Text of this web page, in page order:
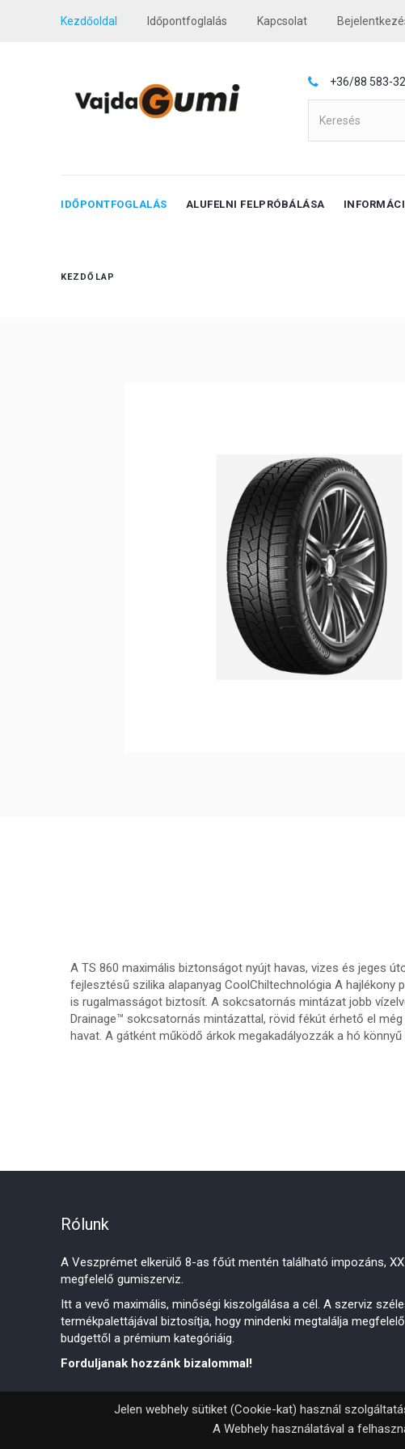
Kezdőoldal Időpontfoglalás Kapcsolat
+36/88 583-
IDŐPONTFOGLALÁS ALUFELNI FELPRÓBÁLÁSA
KEZDŐLAP
A TS 860 maximális biztonságot nyújt havas, vizes és jeges
fejlesztésű szilika alapanyag CoolChiltechnológia A hajlékony
is rugalmasságot biztosít. A sokcsatornás mintázat jobb
Drainage™ sokcsatornás mintázattal, rövid fékút érhető el
havat. A gátként működő árkok megakadályozzák a hó
Rólunk
A Veszprémet elkerülő 8-as főút mentén található impozáns,
megfelelő gumiszerviz.
Itt a vevő maximális, minőségi kiszolgálása a cél. A szerviz
termékpalettájával biztosítja, hogy mindenki megtalálja
budgettől a prémium kategóriáig.
Forduljanak hozzánk bizalommal!
Jelen webhely sütiket (Cookie-kat) használ
A Webhely használatával a